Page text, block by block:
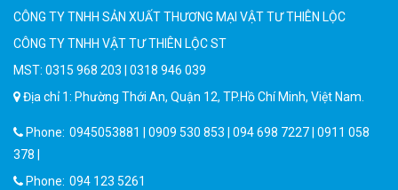
CÔNG TY TNHH SẢN XUẤT THƯƠNG MẠI VẬT TƯ THIÊN LỘC
CÔNG TY TNHH VẬT TƯ THIÊN LỘC ST
MST: 0315 968 203 | 0318 946 039
Địa chỉ 1: Phường Thới An, Quận 12, TP.Hồ Chí Minh, Việt Nam.
Phone: 0945053881 | 0909 530 853 | 094 698 7227 | 0911 058
378 |
Phone: 094 123 5261